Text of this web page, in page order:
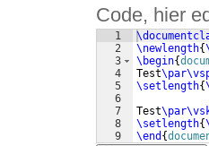
Code, hier
1
2
3
4
5
6
7
8
9
\newlength{
\begin{
Test
\setlength{
Test
\setlength{
\end {